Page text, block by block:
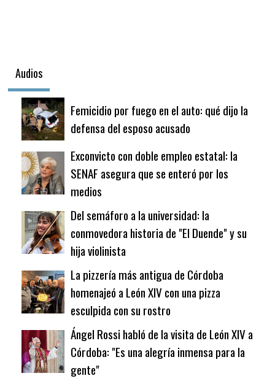
Audios
Femicidio por fuego en el auto: qué dijo la
defensa del esposo acusado
Exconvicto con doble empleo estatal: la
SENAF asegura que se enteró por los
medios
Del semáforo a la universidad: la
conmovedora historia de "El Duende" y su
hija violinista
La pizzería más antigua de Córdoba
homenajeó a León XIV con una pizza
esculpida con su rostro
Ángel Rossi habló de la visita de León XIV a
Córdoba: "Es una alegría inmensa para la
gente"